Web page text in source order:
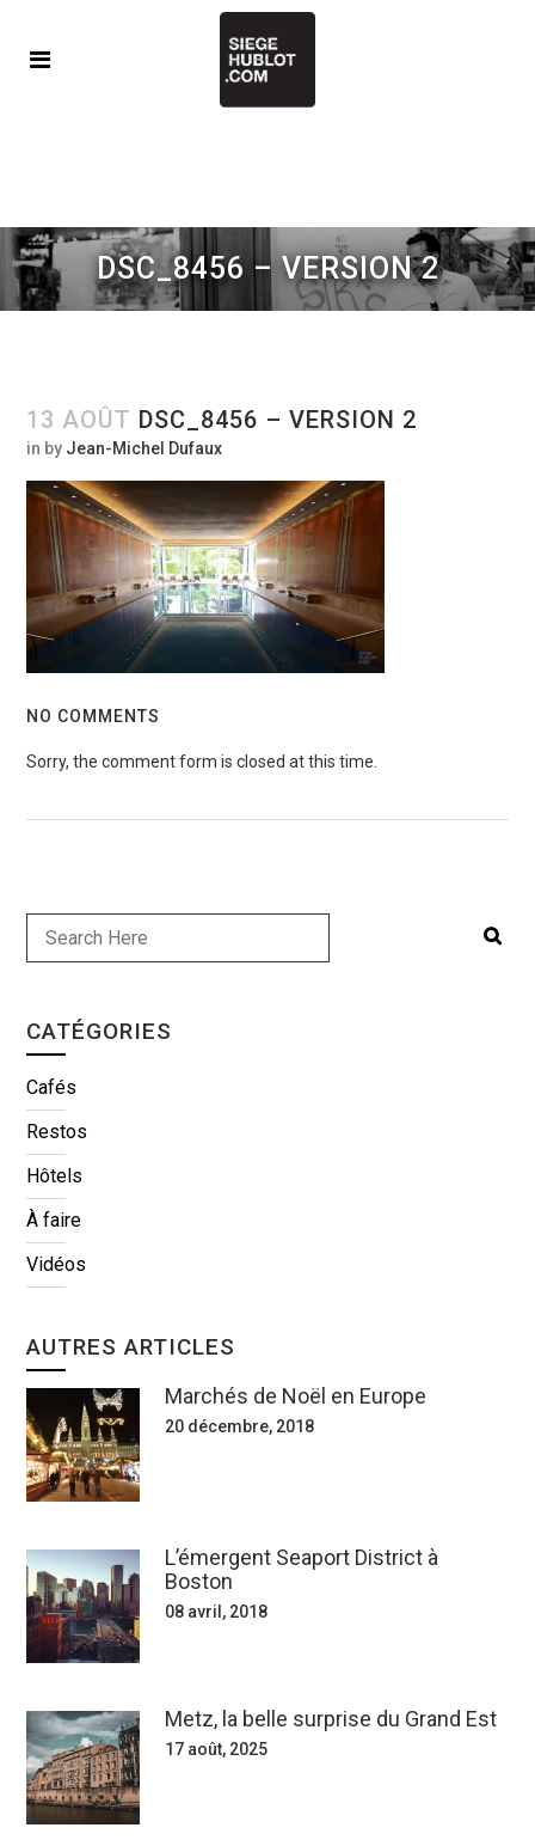
DSC_8456 – VERSION 2
13 AOÛT DSC_8456 – VERSION 2
in by Jean-Michel Dufaux
NO COMMENTS
Sorry, the comment form is closed at this time.
CATÉGORIES
Cafés
Restos
Hôtels
À faire
Vidéos
AUTRES ARTICLES
Marchés de Noël en Europe
20 décembre, 2018
L’émergent Seaport District à
Boston
08 avril, 2018
Metz, la belle surprise du Grand Est
17 août, 2025